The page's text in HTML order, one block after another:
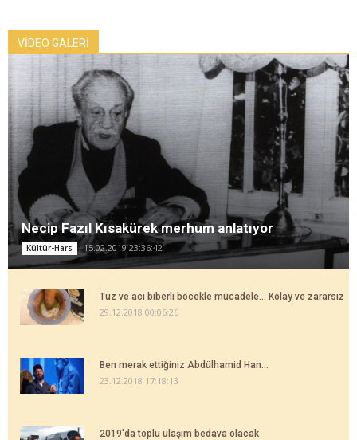
VİDEO GALERİ
Necip Fazıl Kısakürek merhum anlatıyor
Kültür-Hars 15.02.2019 23:36:42
Tuz ve acı biberli böcekle mücadele... Kolay ve zararsız
29.12.2018 00:06:26
Ben merak ettiğiniz Abdülhamid Han...
23.12.2018 17:18:13
2019'da toplu ulaşım bedava olacak